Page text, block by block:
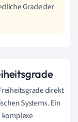
Grade der
direkt
Systems. Ein
komplexe